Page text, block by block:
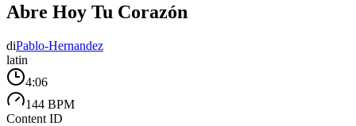
Abre Hoy Tu Corazón
diPablo-Hernandez
latin
4:06
144 BPM
Content ID